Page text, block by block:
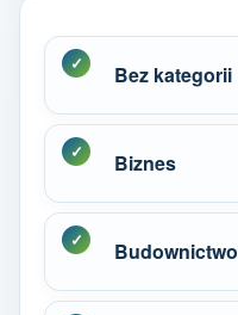
Bez kategorii
Biznes
Budownictwo